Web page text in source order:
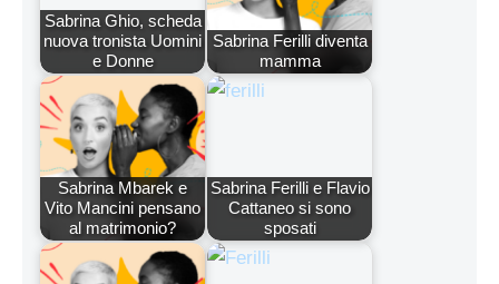
Sabrina Ghio, scheda
nuova tronista Uomini
e Donne
Sabrina Ferilli diventa
mamma
Sabrina Mbarek e
Vito Mancini pensano
al matrimonio?
Sabrina Ferilli e Flavio
Cattaneo si sono
sposati